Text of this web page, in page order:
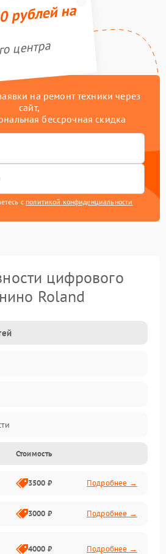
рублей на
центра
на ремонт техники через
сайт,
бессрочная скидка
с политикой конфиденциальности
цифрового
Roland
Стоимость
3500 ₽ Подробнее →
3000 ₽ Подробнее →
4000 ₽ Подробнее →